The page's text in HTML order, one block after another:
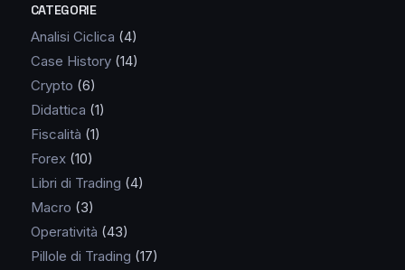
CATEGORIE
Analisi Ciclica (4)
Case History(14)
Crypto (6)
Didattica (1)
Fiscalità (1)
Forex(10)
Libri di Trading (4)
Macro (3)
Operatività (43)
Pillole di Trading (17)